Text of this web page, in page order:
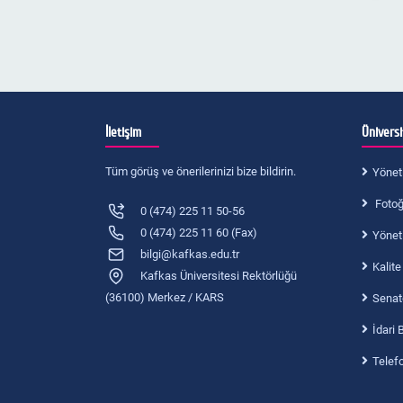
İletişim
Tüm görüş ve önerilerinizi bize bildirin.
0 (474) 225 11 50-56
0 (474) 225 11 60 (Fax)
bilgi@kafkas.edu.tr
Kafkas Üniversitesi Rektörlüğü
(36100) Merkez / KARS
İdari